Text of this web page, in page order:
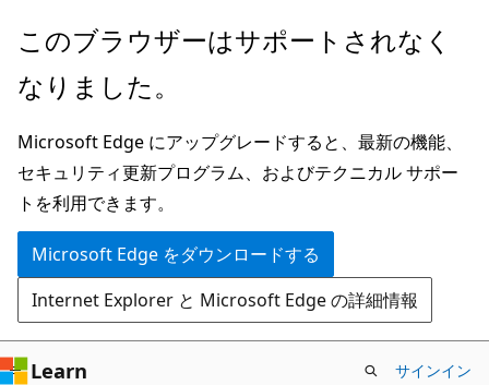
メ
ン
ン
テ
ン
ツ
に
ス
キ
ッ
このブラウザーはサポートされなく
なりました。
Microsoft Edge にアップグレードすると、最新の機能、
セキュリティ更新プログラム、およびテクニカル サポー
トを利用できます。
Microsoft Edge をダウンロードする
Internet Explorer と Microsoft Edge の詳細情報
Learn サインイン